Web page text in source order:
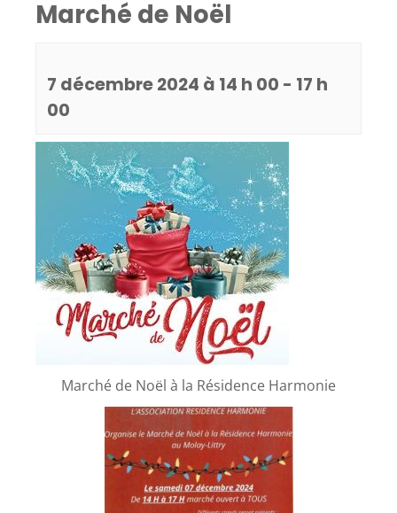
Marché de Noël
7 décembre 2024 à 14 h 00 - 17 h
00
Marché de Noël à la Résidence Harmonie